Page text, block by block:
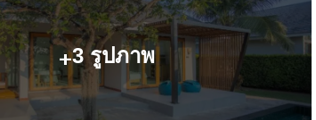
+3 รูปภาพ